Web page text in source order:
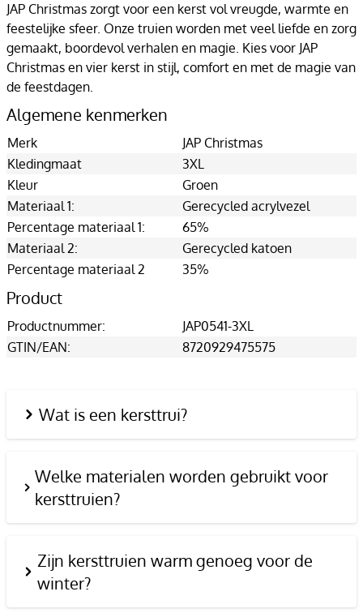
JAP Christmas zorgt voor een kerst vol vreugde, warmte en
feestelijke sfeer. Onze truien worden met veel liefde en zorg
gemaakt, boordevol verhalen en magie. Kies voor JAP
Christmas en vier kerst in stijl, comfort en met de magie van
de feestdagen.
Algemene kenmerken
Merk
JAP Christmas
Kledingmaat
3XL
Kleur
Groen
Materiaal 1:
Gerecycled acrylvezel
Percentage materiaal 1:
65%
Materiaal 2:
Gerecycled katoen
Percentage materiaal 2
35%
Product
Productnummer:
JAP0541-3XL
GTIN/EAN:
8720929475575
Wat is een kersttrui?
Welke materialen worden gebruikt voor
kersttruien?
Zijn kersttruien warm genoeg voor de
winter?